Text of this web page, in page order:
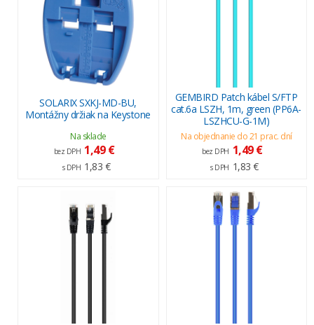
SOLARIX SXKJ-MD-BU,
Montážny držiak na Keystone
Na sklade
bez DPH 1,49 €
s DPH 1,83 €
GEMBIRD Patch kábel S/FTP
cat.6a LSZH, 1m, green (PP6A-
LSZHCU-G-1M)
Na objednanie do 21 prac. dní
bez DPH 1,49 €
s DPH 1,83 €